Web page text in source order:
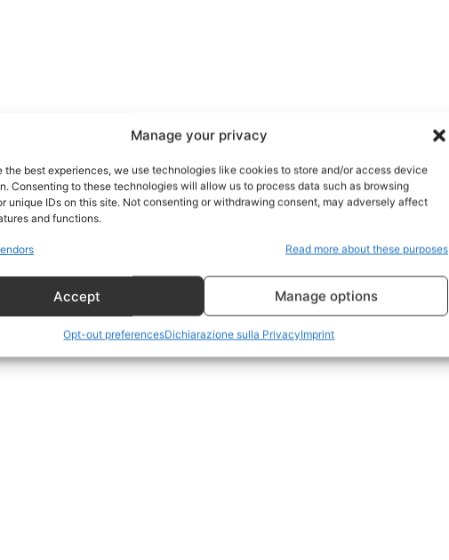
Manage your privacy
the best experiences, we use technologies like cookies to store and/or access device
Consenting to these technologies will allow us to process data such as browsing
unique IDs on this site. Not consenting or withdrawing consent, may adversely affect
and functions.
Read more about these purposes
Accept Manage options
Opt-out preferencesDichiarazione sulla PrivacyImprint
Geopolitica